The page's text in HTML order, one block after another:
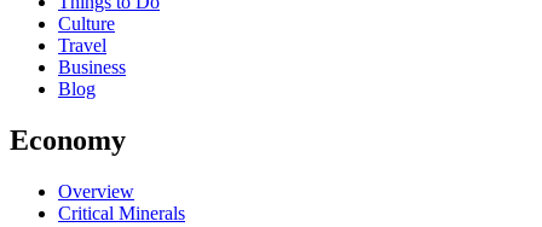
Culture
Travel
Business
Blog
Economy
Overview
Critical Minerals